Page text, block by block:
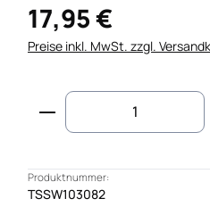
17,95 €
Preise inkl. MwSt. zzgl.
Produkt Anzahl:
Produktnummer:
TSSW103082